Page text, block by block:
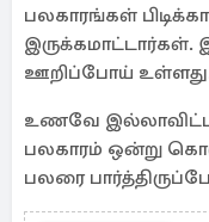
பலகாரங்கள்
இருக்கமாட்டார்கள்.
ஊறிப்போய்
உணவே
பலகாரம் ஒன்று
பலரை